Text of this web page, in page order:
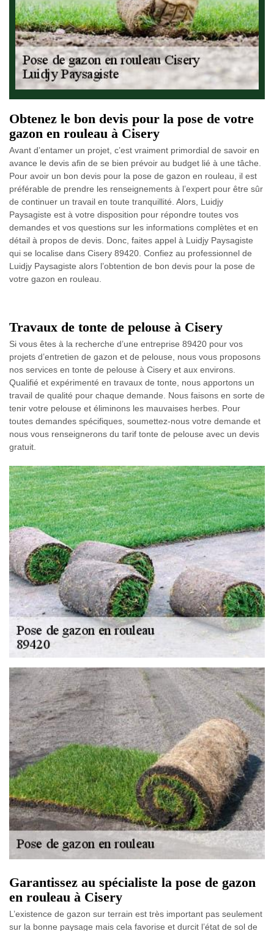
Obtenez le bon devis pour la pose de votre
gazon en rouleau à Cisery
Avant d’entamer un projet, c’est vraiment primordial de savoir en
avance le devis afin de se bien prévoir au budget lié à une tâche.
Pour avoir un bon devis pour la pose de gazon en rouleau, il est
préférable de prendre les renseignements à l’expert pour être sûr
de continuer un travail en toute tranquillité. Alors, Luidjy
Paysagiste est à votre disposition pour répondre toutes vos
demandes et vos questions sur les informations complètes et en
détail à propos de devis. Donc, faites appel à Luidjy Paysagiste
qui se localise dans Cisery 89420. Confiez au professionnel de
Luidjy Paysagiste alors l’obtention de bon devis pour la pose de
votre gazon en rouleau.
Travaux de tonte de pelouse à Cisery
Si vous êtes à la recherche d’une entreprise 89420 pour vos
projets d’entretien de gazon et de pelouse, nous vous proposons
nos services en tonte de pelouse à Cisery et aux environs.
Qualifié et expérimenté en travaux de tonte, nous apportons un
travail de qualité pour chaque demande. Nous faisons en sorte de
tenir votre pelouse et éliminons les mauvaises herbes. Pour
toutes demandes spécifiques, soumettez-nous votre demande et
nous vous renseignerons du tarif tonte de pelouse avec un devis
gratuit.
Garantissez au spécialiste la pose de gazon
en rouleau à Cisery
L’existence de gazon sur terrain est très important pas seulement
sur la bonne paysage mais cela favorise et durcit l’état de sol de